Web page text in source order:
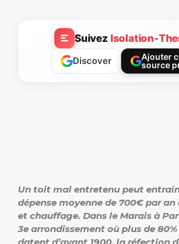
Suivez Isolation-
Discover
Ajouter
source
Un toit mal entretenu peut
dépense moyenne de 700€ par
et chauffage. Dans le Marais à
3e arrondissement où plus de